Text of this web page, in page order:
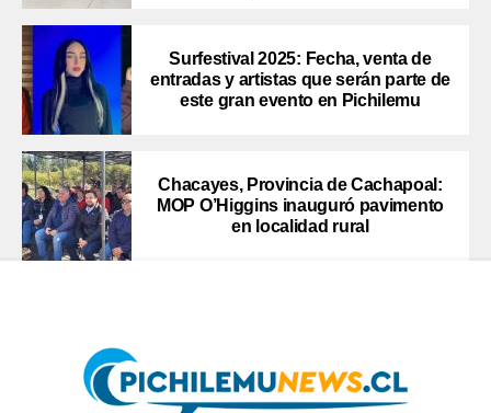
Surfestival 2025: Fecha, venta de
entradas y artistas que serán parte de
este gran evento en Pichilemu
Chacayes, Provincia de Cachapoal:
MOP O’Higgins inauguró pavimento
en localidad rural